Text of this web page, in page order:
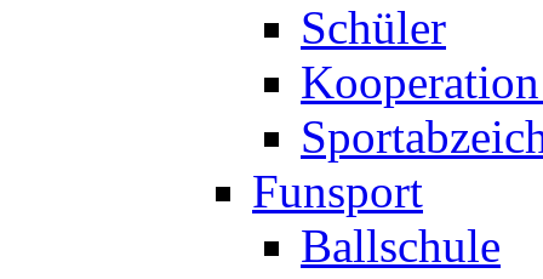
Schüler
Funsport
Ballschule